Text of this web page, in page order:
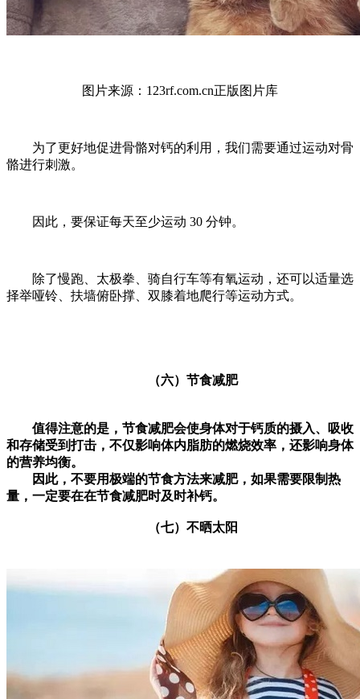
图片来源：123rf.com.cn正版图片库
为了更好地促进骨骼对钙的利用，我们需要通过运动对骨
骼进行刺激。
因此，要保证每天至少运动 30 分钟。
除了慢跑、太极拳、骑自行车等有氧运动，还可以适量选
择举哑铃、扶墙俯卧撑、双膝着地爬行等运动方式。
（六）节食减肥
值得注意的是，节食减肥会使身体对于钙质的摄入、吸收
和存储受到打击，不仅影响体内脂肪的燃烧效率，还影响身体
的营养均衡。
因此，不要用极端的节食方法来减肥，如果需要限制热
量，一定要在在节食减肥时及时补钙。
（七）不晒太阳